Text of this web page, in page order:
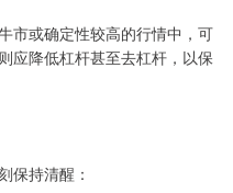
市或确定性较高的行情中，可
应降低杠杆甚至去杠杆，以保
保持清醒：